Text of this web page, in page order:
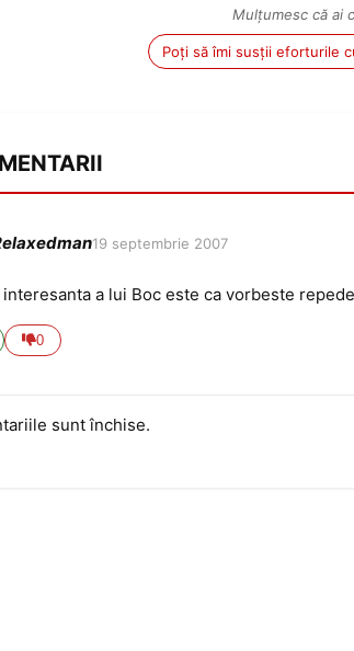
Mulțumesc că ai
Poți să îmi susții eforturile
19 septembrie 2007
interesanta a lui Boc este ca vorbeste
0
sunt închise.